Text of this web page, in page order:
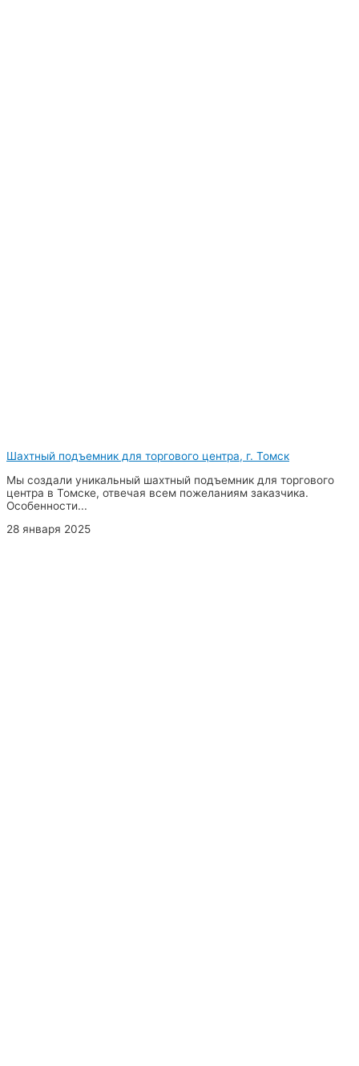
Шахтный подъемник для торгового центра, г. Томск
Мы создали уникальный шахтный подъемник для торгового
центра в Томске, отвечая всем пожеланиям заказчика.
Особенности...
28 января 2025